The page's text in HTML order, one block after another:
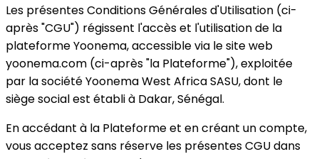
Les présentes Conditions Générales d'Utilisation (ci-
après "CGU") régissent l'accès et l'utilisation de la
plateforme Yoonema, accessible via le site web
yoonema.com (ci-après "la Plateforme"), exploitée
par la société Yoonema West Africa SASU, dont le
siège social est établi à Dakar, Sénégal.
En accédant à la Plateforme et en créant un compte,
vous acceptez sans réserve les présentes CGU dans